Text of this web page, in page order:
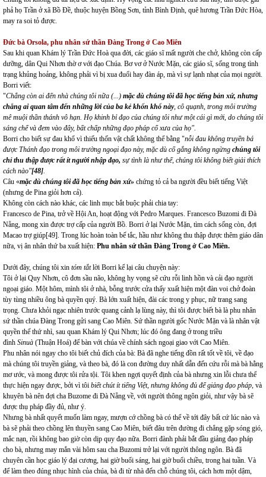
phả họ Trần ở xã Bồ Đề, thuộc huyện Bồng Sơn, tỉnh Bình Định, quê hương Trần Đức Hòa,
may ra soi tỏ được.
Đức bà Orsola, phu nhân sứ thần Đàng Trong ở Cao Miên
Sau khi quan Khám lý Trần Đức Hoà qua đời, các giáo sĩ mất người che chở, không còn cấp
dưỡng, dân Qui Nhơn thờ ơ với đạo Chúa. Bơ vơ ở Nước Mặn, các giáo sĩ, sống trong tình
trạng khủng hoảng, không phải vì bị xua đuổi hay đàn áp, mà vì sự lạnh nhạt của mọi người.
Borri viết:
"Chẳng còn ai đến nhà chúng tôi nữa (...) mặc dù chúng tôi đã học tiếng bản xứ, nhưng
chẳng ai quan tâm đến những lời của ba kẻ khốn khổ này, cô quạnh, trong môi trường
mê muội thần thánh vô hạn. Họ khinh bỉ đạo của chúng tôi như một cái gì mới, do chúng tôi
sáng chế và đem vào đây, bất chấp những đạo pháp cổ xưa của họ".
Borri cho biết sự đau khổ vì thiếu thốn vật chất không thể bằng "nỗi đau không truyền bá
được Thánh đạo trong môi trường ngoại đạo này, mặc dù cố gắng không ngừng chúng tôi
chỉ thu thập được rất ít người nhập đạo, sự tình là như thế, chúng tôi không biết giải thích
cách nào"[48].
Câu «mặc dù chúng tôi đã học tiếng bản xứ» chứng tỏ cả ba người đều biết tiếng Việt
(nhưng de Pina giỏi hơn cả).
Không còn cách nào khác, các linh mục bắt buộc phải chia tay:
Francesco de Pina, trở về Hội An, hoạt động với Pedro Marques. Francesco Buzomi đi Đà
Nẵng, mong xin được trợ cấp của người Bồ. Borri ở lại Nước Mặn, tìm cách sống còn, đợi
Macao trợ giúp[49]. Trong lúc hoàn toàn bế tắc, hầu như không thu thập được thêm giáo dân
nữa, vị ân nhân thứ ba xuất hiện: Phu nhân sứ thần Đàng Trong ở Cao Miên.
Dưới đây, chúng tôi xin tóm tắtlời Borri kể lại câu chuyện này:
Tôi ở lại Quy Nhơn, cô đơn sầu não, không hy vọng sẽ cứu rỗi linh hồn và cải đạo người
ngoại giáo. Một hôm, mình tôi ở nhà, bỗng trước cửa thấy xuất hiện một đàn voi chở đoàn
tùy tùng nhiều ông bà quyền quý. Bà lớn xuất hiện, đài các trong y phục, nữ trang sang
trọng. Chưa khỏi ngạc nhiên trước quang cảnh lạ lùng này, thì tôi được biết bà là phu nhân
sứ thần chúa Đàng Trong gửi sang Cao Miên. Sứ thần người gốc Nước Mặn và là nhân vật
quyền thế thứ nhì, sau quan Khám lý Qui Nhơn; lúc đó ông đang ở trong triều
đình Sinuà (Thuận Hoá) để bàn với chúa về chính sách ngoại giao với Cao Miên.
Phu nhân nói ngay cho tôi biết chủ đích của bà: Bà đã nghe tiếng đồn rất tốt về tôi, về đạo
mà chúng tôi truyền giảng, và theo bà, đó là con đường duy nhất dẫn đến cứu rỗi mà bà hằng
mơ ước, và mong được tôi rửa tội. Tôi khen ngợi quyết định của bà nhưng xin lỗi chưa thể
thực hiện ngay được, bởi vì tôi biết chút ít tiếng Việt, nhưng không đủ để giảng đạo pháp, và
khuyên bà nên đợi cha Buzome đi Đà Nẵng về, với người thông ngôn giỏi, như vậy bà sẽ
được thụ pháp đầy đủ, như ý.
Nhưng bà nhất quyết muốn làm ngay, mượn cớ chồng bà có thể về tới đây bất cứ lúc nào và
bà sẽ phải theo chồng lên thuyền sang Cao Miên, biết đâu trên đường đi chẳng gặp sóng gió,
mắc nạn, rồi không bao giờ còn dịp quy đạo nữa. Borri đành phải bắt đầu giảng đạo pháp
cho bà, nhưng may mắn vài hôm sau cha Buzomi trở lại với người thông ngôn. Bà đã
chuyên cần học giáo lý đại cương, hai giờ buổi sáng, hai giờ buổi chiều, trong hai tuần. Và
để làm theo đúng nhục hình của chúa, bà đi từ nhà đến chỗ chúng tôi, cách hơn một dậm,